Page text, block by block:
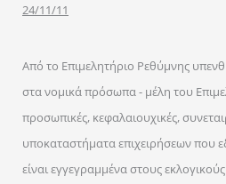
24/11/11
Από το Επιμελητήριο Ρεθύμνης
στα νομικά πρόσωπα - μέλη του
προσωπικές, κεφαλαιουχικές,
υποκαταστήματα επιχειρήσεων που
είναι εγγεγραμμένα στους